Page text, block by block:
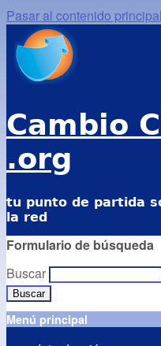
Pasar al contenido principal
Cambio
.org
tu punto de partida
la red
Formulario de búsqueda
Buscar
Menú principal